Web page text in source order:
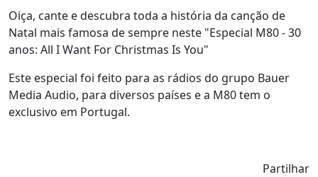
Oiça, cante e descubra toda a história da canção de
Natal mais famosa de sempre neste "Especial M80 - 30
anos: All I Want For Christmas Is You"
Este especial foi feito para as rádios do grupo Bauer
Media Audio, para diversos países e a M80 tem o
exclusivo em Portugal.
Partilhar